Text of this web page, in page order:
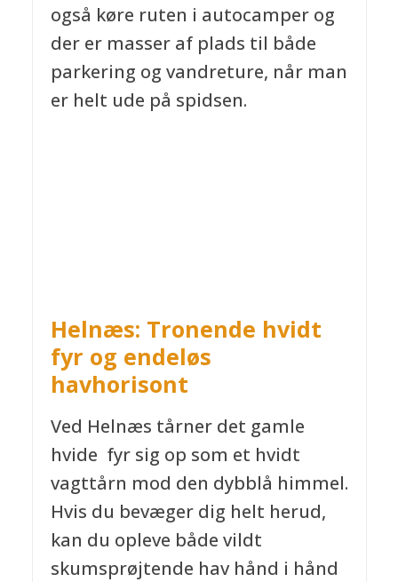
også køre ruten i autocamper og
der er masser af plads til både
parkering og vandreture, når man
er helt ude på spidsen.
Helnæs: Tronende hvidt
fyr og endeløs
havhorisont
Ved Helnæs tårner det gamle
hvide fyr sig op som et hvidt
vagttårn mod den dybblå himmel.
Hvis du bevæger dig helt herud,
kan du opleve både vildt
skumsprøjtende hav hånd i hånd